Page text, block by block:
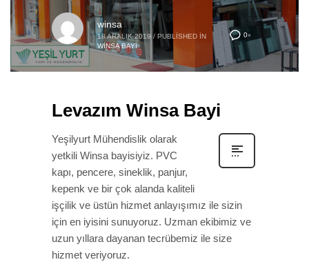
0
winsa
18 ARALIK 2019 / PUBLISHED IN
WINSA BAYI
Levazım Winsa Bayi
Yeşilyurt Mühendislik olarak
yetkili Winsa bayisiyiz. PVC
kapı, pencere, sineklik, panjur,
kepenk ve bir çok alanda kaliteli
işçilik ve üstün hizmet anlayışımız ile sizin
için en iyisini sunuyoruz. Uzman ekibimiz ve
uzun yıllara dayanan tecrübemiz ile size
hizmet veriyoruz.